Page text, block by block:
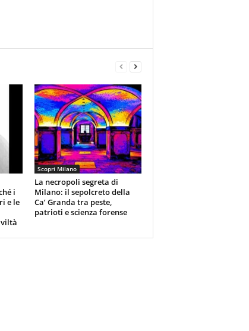
i
e le
Scopri Milano
La necropoli segreta di
Milano: il sepolcreto della
Ca’ Granda tra peste,
patrioti e scienza forense